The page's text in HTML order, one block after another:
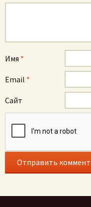
Имя *
Email *
Сайт